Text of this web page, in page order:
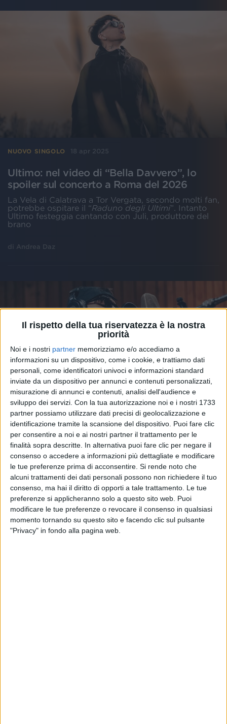
Il rispetto della tua riservatezza è la nostra
priorità
Noi e i nostri partner memorizziamo e/o accediamo a
informazioni su un dispositivo, come i cookie, e trattiamo dati
personali, come identificatori univoci e informazioni standard
inviate da un dispositivo per annunci e contenuti personalizzati,
misurazione di annunci e contenuti, analisi dell'audience e
sviluppo dei servizi. Con la tua autorizzazione noi e i nostri 1733
partner possiamo utilizzare dati precisi di geolocalizzazione e
identificazione tramite la scansione del dispositivo. Puoi fare clic
per consentire a noi e ai nostri partner il trattamento per le
finalità sopra descritte. In alternativa puoi fare clic per negare il
consenso o accedere a informazioni più dettagliate e modificare
le tue preferenze prima di acconsentire. Si rende noto che
alcuni trattamenti dei dati personali possono non richiedere il tuo
consenso, ma hai il diritto di opporti a tale trattamento. Le tue
preferenze si applicheranno solo a questo sito web. Puoi
modificare le tue preferenze o revocare il consenso in qualsiasi
momento tornando su questo sito e facendo clic sul pulsante
"Privacy" in fondo alla pagina web.
NUOVO SINGOLO 18 apr 2025
Ultimo: nel video di “Bella Davvero”, lo
spoiler sul concerto a Roma del 2026
La Vela di Calatrava a Tor Vergata, secondo molti fan,
potrebbe ospitare il “Raduno degli Ultimi”. Intanto
Ultimo festeggia cantando con Juli, produttore del
brano
di Andrea Daz
- 100 GIORNI AGLI STADI 20 mar 2025
Ultimo: nella scaletta dei concerti negli
stadi, la sua nuova canzone?
Niccolò sta costruendo da tempo gli show del tour
sold out. E c’è un brano che “lo fomenta
parecchio…”. Fan a caccia di spoiler
diAndrea Daz